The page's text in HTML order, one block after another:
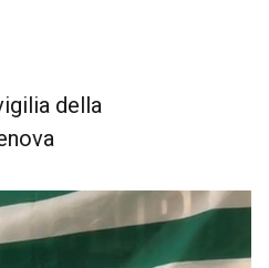
della